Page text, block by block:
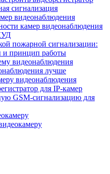
сигнализация
видеонаблюдения
камер видеонаблюдения
пожарной сигнализации:
и принцип работы
видеонаблюдения
лучше
видеонаблюдения
для IP-камер
GSM-сигнализацию для